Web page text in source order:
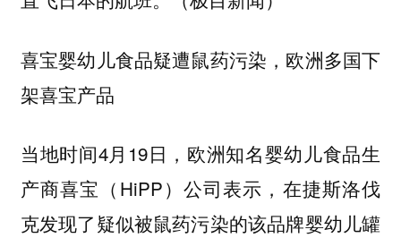
喜宝婴幼儿食品疑遭鼠药污染，欧洲多国下
架喜宝产品
当地时间4月19日，欧洲知名婴幼儿食品生
产商喜宝（HiPP）公司表示，在捷斯洛伐
克发现了疑似被鼠药污染的该品牌婴幼儿罐